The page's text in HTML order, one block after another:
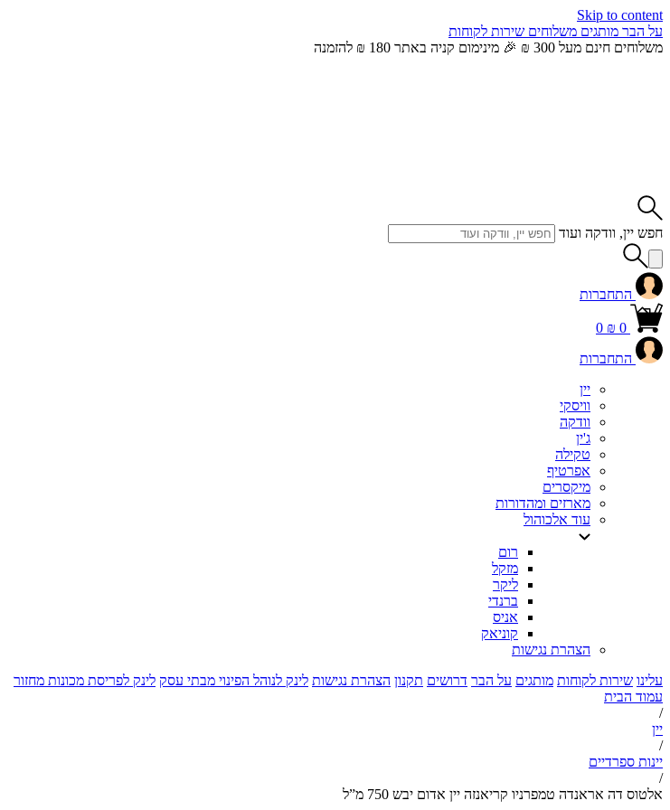
Skip to content
על הבר מותגים משלוחים שירות לקוחות
משלוחים חינם מעל 300 ₪ 🎉 מינימום קניה באתר 180 ₪ להזמנה
חפש יין, וודקה ועוד
התחברות
0
0 ₪
התחברות
יין
וויסקי
וודקה
ג'ין
טקילה
אפרטיף
מיקסרים
מארזים ומהדורות
עוד אלכוהול
רום
מזקל
ליקר
ברנדי
אניס
קוניאק
הצהרת נגישות
עלינו שירות לקוחות מותגים על הבר דרושים תקנון הצהרת נגישות לינק לנוהל הפינוי מבתי עסק לינק לפריסת מכונות מחזור
עמוד הבית
/
יין
/
יינות ספרדיים
/
אלטוס דה אראנדה טמפרניו קריאנזה יין אדום יבש 750 מ”ל